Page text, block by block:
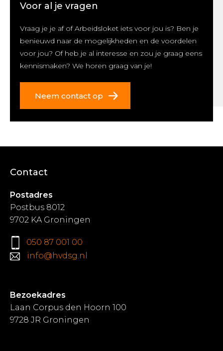
Voor al je vragen
Vraag je je af of Arbeidsloket iets voor jou is? Ben je
benieuwd naar de mogelijkheden en de voordelen
voor jou? Of heb je al interesse en zou je graag eens
kennismaken? We horen graag van je!
Neem contact op
Contact
Postadres
Postbus 8012
9702 KA Groningen
050 87 001 00
info@hvdsg.nl
Bezoekadres
Laan Corpus den Hoorn 100
9728 JR Groningen